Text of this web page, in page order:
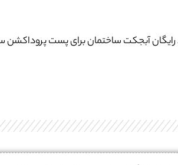
رایگان آبجکت ساختمان برای پست پروداکشن